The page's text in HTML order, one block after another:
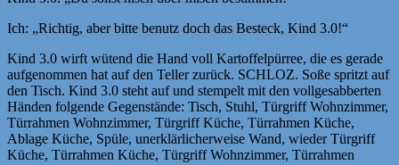
Ich: „Richtig, aber bitte benutz doch das Besteck, Kind 3.0!“
Kind 3.0 wirft wütend die Hand voll Kartoffelpürree, die es gerade
aufgenommen hat auf den Teller zurück. SCHLOZ. Soße spritzt auf
den Tisch. Kind 3.0 steht auf und stempelt mit den vollgesabberten
Händen folgende Gegenstände: Tisch, Stuhl, Türgriff Wohnzimmer,
Türrahmen Wohnzimmer, Türgriff Küche, Türrahmen Küche,
Ablage Küche, Spüle, unerklärlicherweise Wand, wieder Türgriff
Küche, Türrahmen Küche, Türgriff Wohnzimmer, Türrahmen